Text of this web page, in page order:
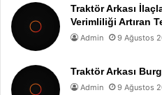
Traktör Arkası
Verimliliği Artıran
Admin 9 Ağustos
Traktör Arkası
Admin 9 Ağustos